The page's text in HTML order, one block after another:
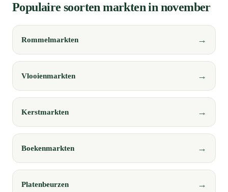
Populaire soorten markten in november
Rommelmarkten
Vlooienmarkten
Kerstmarkten
Boekenmarkten
Platenbeurzen